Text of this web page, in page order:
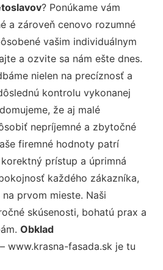
? Ponúkame vám
a zároveň cenovo rozumné
vašim individuálnym
a ozvite sa nám ešte dnes.
nielen na precíznosť a
kontrolu vykonanej
že aj malé
nepríjemné a zbytočné
firemné hodnoty patrí
prístup a úprimná
každého zákazníka,
prvom mieste. Naši
skúsenosti, bohatú prax a
Obklad
– www.krasna-fasada.sk je tu